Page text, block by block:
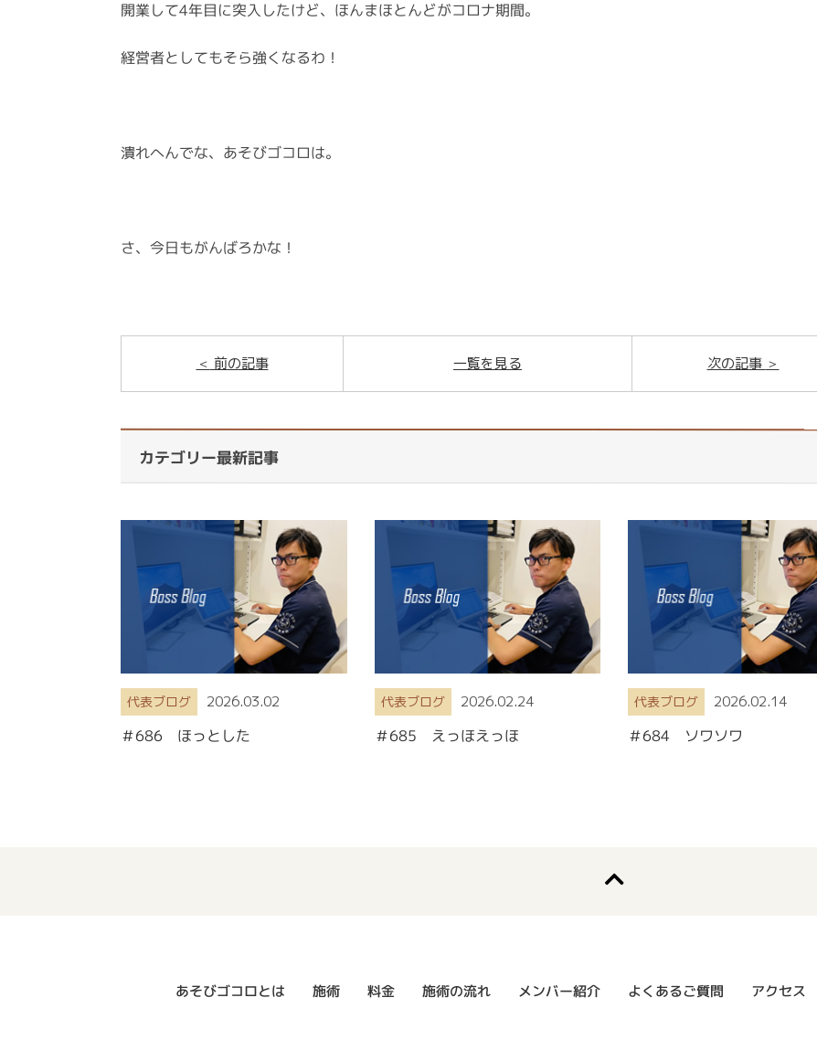
開業して4年目に突入したけど、ほんまほとんどがコロナ期間。
経営者としてもそら強くなるわ！
潰れへんでな、あそびゴコロは。
さ、今日もがんばろかな！
前の記事 次の記事
一覧を見る
カテゴリー最新記事
代表ブログ 2026.03.02
＃686 ほっとした
代表ブログ 2026.02.24
＃685 えっほえっほ
代表ブログ 2026.02.14
＃684 ソワソワ
あそびゴコロとは 施術 料金 施術の流れ メンバー紹介 よくあるご質問 アクセス